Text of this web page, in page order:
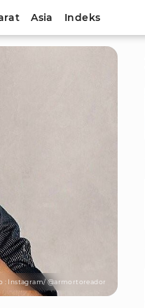
Asia Indeks
: Instagram/ @armortoreador